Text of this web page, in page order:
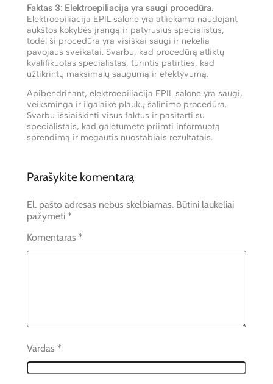
Faktas 3: Elektroepiliacija yra saugi procedūra.
Elektroepiliacija EPIL salone yra atliekama naudojant
aukštos kokybės įrangą ir patyrusius specialistus,
todėl ši procedūra yra visiškai saugi ir nekelia
pavojaus sveikatai. Svarbu, kad procedūrą atliktų
kvalifikuotas specialistas, turintis patirties, kad
užtikrintų maksimalų saugumą ir efektyvumą.
Apibendrinant, elektroepiliacija EPIL salone yra saugi,
veiksminga ir ilgalaikė plaukų šalinimo procedūra.
Svarbu išsiaiškinti visus faktus ir pasitarti su
specialistais, kad galėtumėte priimti informuotą
sprendimą ir mėgautis nuostabiais rezultatais.
Parašykite komentarą
El. pašto adresas nebus skelbiamas. Būtini laukeliai
pažymėti *
Komentaras *
Vardas *